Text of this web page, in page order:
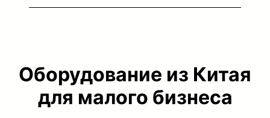
Оборудование из Китая
для малого бизнеса